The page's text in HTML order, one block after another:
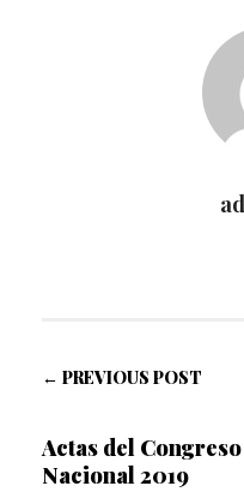
← PREVIOUS POST
Actas del Congreso
Nacional 2019